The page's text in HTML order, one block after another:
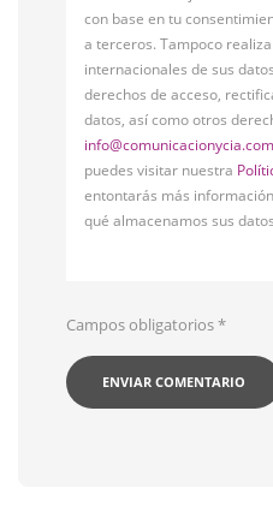
con base en tu
a terceros. Tampoco
internacionales de sus
derechos de acceso,
datos, así como otros
info@comunicacionycia.com
puedes visitar nuestra
entontarás más
qué almacenamos sus
Campos obligatorios*